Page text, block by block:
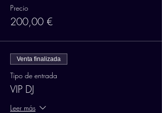
Precio
200,00 €
Venta finalizada
Tipo de entrada
VIP DJ
Leer más